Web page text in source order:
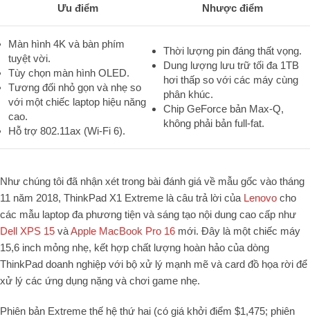
Ưu điểm Nhược điểm
Màn hình 4K và bàn phím
tuyệt vời.
Tùy chọn màn hình OLED.
Tương đối nhỏ gọn và nhẹ so
với một chiếc laptop hiệu năng
cao.
Hỗ trợ 802.11ax (Wi-Fi 6).
Thời lượng pin đáng thất vọng.
Dung lượng lưu trữ tối đa 1TB
hơi thấp so với các máy cùng
phân khúc.
Chip GeForce bản Max-Q,
không phải bản full-fat.
Như chúng tôi đã nhận xét trong bài đánh giá về mẫu gốc vào tháng
11 năm 2018, ThinkPad X1 Extreme là câu trả lời của Lenovo cho
các mẫu laptop đa phương tiện và sáng tạo nội dung cao cấp như
Dell XPS 15 vàApple MacBook Pro 16 mới. Đây là một chiếc máy
15,6 inch mỏng nhẹ, kết hợp chất lượng hoàn hảo của dòng
ThinkPad doanh nghiệp với bộ xử lý mạnh mẽ và card đồ họa rời để
xử lý các ứng dụng nặng và chơi game nhẹ.
Phiên bản Extreme thế hệ thứ hai (có giá khởi điểm $1,475; phiên